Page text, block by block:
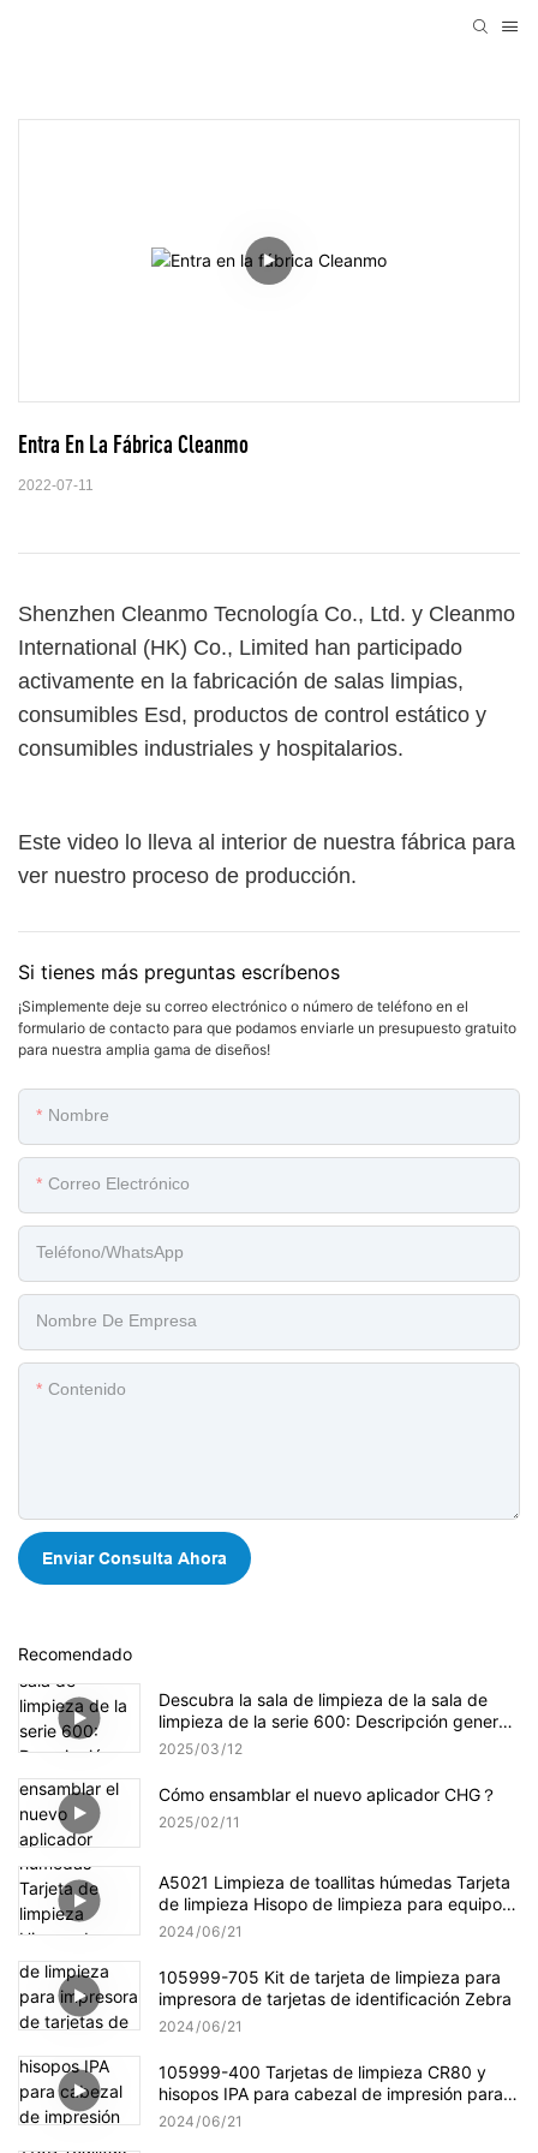
Entra En La Fábrica Cleanmo
2022-07-11
Shenzhen Cleanmo Tecnología Co., Ltd. y Cleanmo
International (HK) Co., Limited han participado
activamente en la fabricación de salas limpias,
consumibles Esd, productos de control estático y
consumibles industriales y hospitalarios.
Este video lo lleva al interior de nuestra fábrica para
ver nuestro proceso de producción.
Si tienes más preguntas escríbenos
¡Simplemente deje su correo electrónico o número de teléfono en el
formulario de contacto para que podamos enviarle un presupuesto gratuito
para nuestra amplia gama de diseños!
Nombre
Correo Electrónico
Teléfono/WhatsApp
Nombre De Empresa
Contenido
Enviar Consulta Ahora
Recomendado
Descubra la sala de limpieza de la sala de
limpieza de la serie 600: Descripción general
del producto Ultimate
2025 03 12
Cómo ensamblar el nuevo aplicador CHG？
2025 02 11
A5021 Limpieza de toallitas húmedas Tarjeta
de limpieza Hisopo de limpieza para equipos
de limpieza Evolis
2024 06 21
105999-705 Kit de tarjeta de limpieza para
impresora de tarjetas de identificación Zebra
2024 06 21
105999-400 Tarjetas de limpieza CR80 y
hisopos IPA para cabezal de impresión para
impresoras de tarjetas Zebra P100i
2024 06 21